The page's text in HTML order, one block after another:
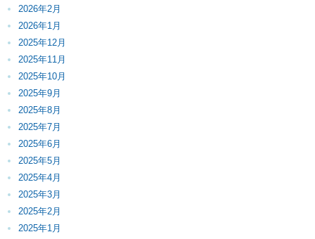
2026年2月
2026年1月
2025年12月
2025年11月
2025年10月
2025年9月
2025年8月
2025年7月
2025年6月
2025年5月
2025年4月
2025年3月
2025年2月
2025年1月